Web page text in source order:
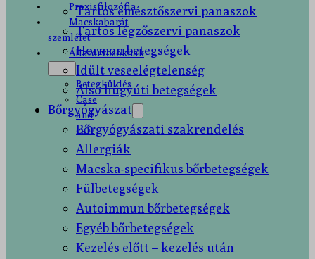
Praxisfilozófia
Macskabarát
szemlélet
Állatorvosoknak
Betegküldés
Case
and
cafe
Tartós emésztőszervi panaszok
Tartós légzőszervi panaszok
Hormon betegségek
Idült veseelégtelenség
Alsó húgyúti betegségek
Bőrgyógyászat
Bőrgyógyászati szakrendelés
Allergiák
Macska-specifikus bőrbetegségek
Fülbetegségek
Autoimmun bőrbetegségek
Egyéb bőrbetegségek
Kezelés előtt – kezelés után